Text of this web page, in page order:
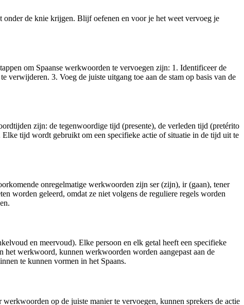
de knie krijgen. Blijf oefenen en voor je het weet vervoeg je
om Spaanse werkwoorden te vervoegen zijn: 1. Identificeer de
3. Voeg de juiste uitgang toe aan de stam op basis van de
zijn: de tegenwoordige tijd (presente), de verleden tijd (pretérito
tijd wordt gebruikt om een specifieke actie of situatie in de tijd uit te
onregelmatige werkwoorden zijn ser (zijn), ir (gaan), tener
worden geleerd, omdat ze niet volgens de reguliere regels worden
en meervoud). Elke persoon en elk getal heeft een specifieke
het werkwoord, kunnen werkwoorden worden aangepast aan de
te kunnen vormen in het Spaans.
op de juiste manier te vervoegen, kunnen sprekers de actie